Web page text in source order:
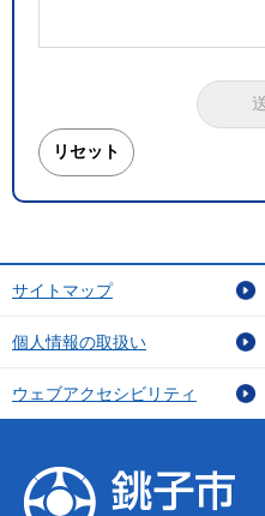
サイトマップ
個人情報の取扱い
ウェブアクセシビリティ